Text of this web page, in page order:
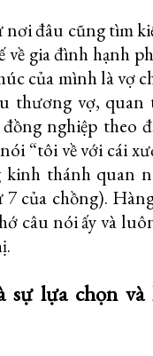
nơi đâu cũng tìm
về gia đình hạnh
của mình là vợ
thương vợ, quan
nghiệp theo
“tôi về với cái
kinh thánh quan
của chồng).
câu nói ấy và
sự lựa chọn